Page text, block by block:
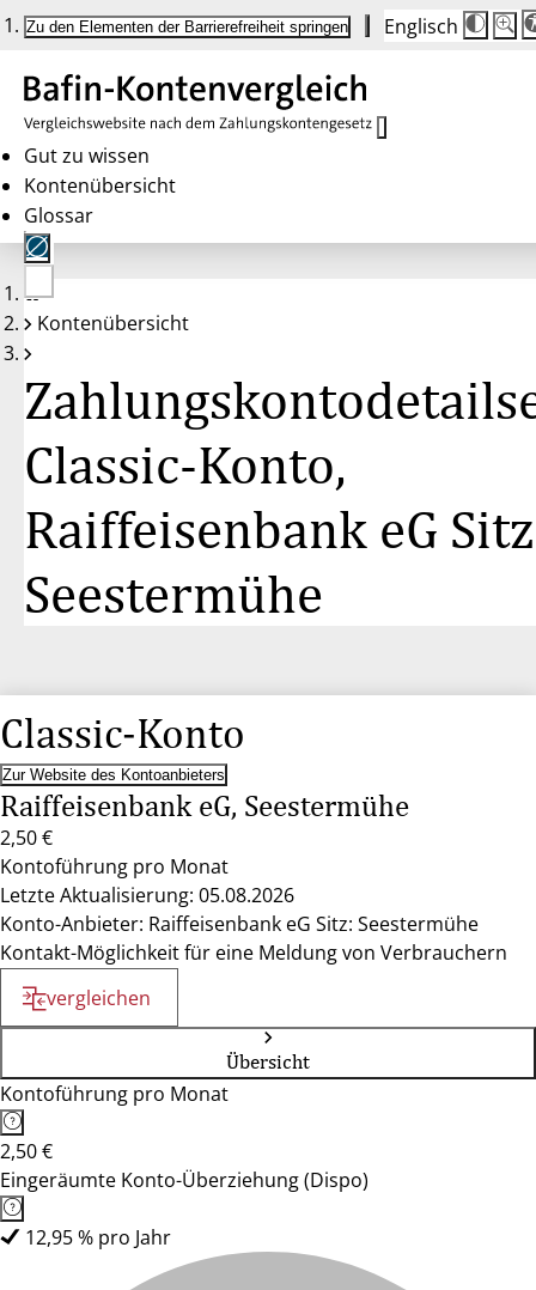
Zu den Elementen der Barrierefreiheit springen Englisch
Die
auf
100
100
Gut zu wissen
Kontenübersicht
Glossar
Keine
Konten
Kontenübersicht
Classic-Konto,
Raiffeisenbank eG
Seestermühe
Classic-Konto
Zur Website des Kontoanbieters
Raiffeisenbank eG, Seestermühe
2,50 €
Kontoführung pro Monat
Letzte Aktualisierung: 05.08.2026
Konto-Anbieter: Raiffeisenbank eG Sitz: Seestermühe
Kontakt-Möglichkeit für eine Meldung von Verbrauchern
vergleichen
Übersicht
Kontoführung pro Monat
2,50 €
Eingeräumte Konto-Überziehung (Dispo)
12,95 % pro Jahr